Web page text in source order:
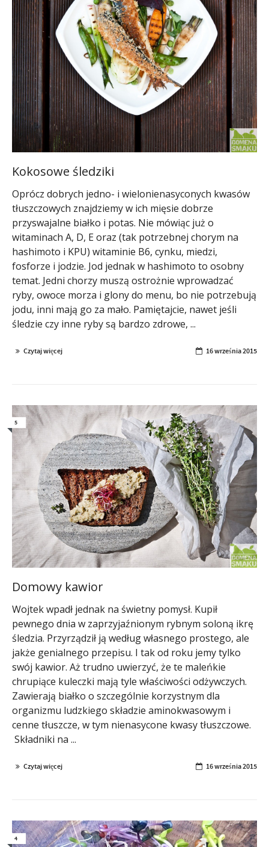
Kokosowe śledziki
Oprócz dobrych jedno- i wielonienasyconych kwasów
tłuszczowych znajdziemy w ich mięsie dobrze
przyswajalne białko i potas. Nie mówiąc już o
witaminach A, D, E oraz (tak potrzebnej chorym na
hashimoto i KPU) witaminie B6, cynku, miedzi,
fosforze i jodzie. Jod jednak w hashimoto to osobny
temat. Jedni chorzy muszą ostrożnie wprowadzać
ryby, owoce morza i glony do menu, bo nie potrzebują
jodu, inni mają go za mało. Pamiętajcie, nawet jeśli
śledzie czy inne ryby są bardzo zdrowe, ...
Czytaj więcej 16 września 2015
5
Domowy kawior
Wojtek wpadł jednak na świetny pomysł. Kupił
pewnego dnia w zaprzyjaźnionym rybnym soloną ikrę
śledzia. Przyrządził ją według własnego prostego, ale
jakże genialnego przepisu. I tak od roku jemy tylko
swój kawior. Aż trudno uwierzyć, że te maleńkie
chrupiące kuleczki mają tyle właściwości odżywczych.
Zawierają białko o szczególnie korzystnym dla
organizmu ludzkiego składzie aminokwasowym i
cenne tłuszcze, w tym nienasycone kwasy tłuszczowe.
Składniki na ...
Czytaj więcej 16 września 2015
4